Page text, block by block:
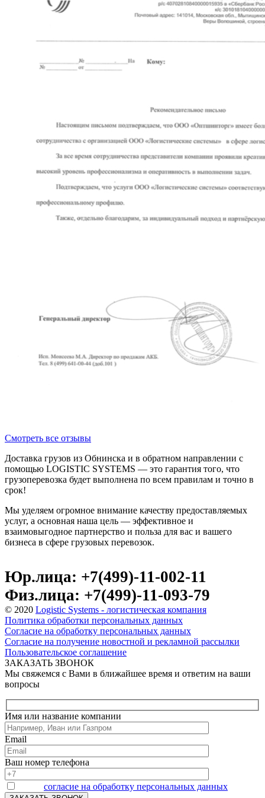
Смотреть все отзывы
Доставка грузов из Обнинска и в обратном направлении с
помощью LOGISTIC SYSTEMS — это гарантия того, что
грузоперевозка будет выполнена по всем правилам и точно в
срок!
Мы уделяем огромное внимание качеству предоставляемых
услуг, а основная наша цель — эффективное и
взаимовыгодное партнерство и польза для вас и вашего
бизнеса в сфере грузовых перевозок.
Юр.лица: +7(499)-11-002-11
Физ.лица: +7(499)-11-093-79
© 2020 Logistic Systems - логистическая компания
Политика обработки персональных данных
Согласие на обработку персональных данных
Согласие на получение новостной и рекламной рассылки
Пользовательское соглашение
ЗАКАЗАТЬ ЗВОНОК
Мы свяжемся с Вами в ближайшее время и ответим на ваши
вопросы
Имя или название компании
Email
Ваш номер телефона
согласие на обработку персональных данных